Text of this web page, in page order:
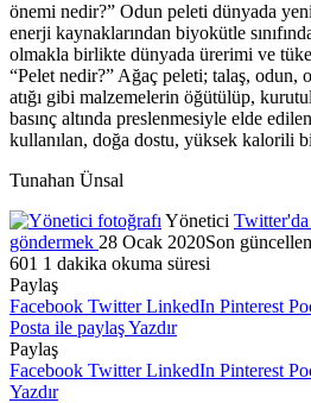
önemi nedir?” Odun peleti dünyada
enerji kaynaklarından biyokütle
olmakla birlikte dünyada ürerimi ve
“Pelet nedir?” Ağaç peleti; talaş, odun,
atığı gibi malzemelerin öğütülüp,
basınç altında preslenmesiyle elde
kullanılan, doğa dostu, yüksek kalorili
Tunahan Ünsal
Yönetici
göndermek 28 Ocak 2020Son
601 1 dakika okuma süresi
Paylaş
Facebook Twitter LinkedIn Pinterest
Posta ile paylaşYazdır
Paylaş
Facebook Twitter LinkedIn Pinterest
Yazdır